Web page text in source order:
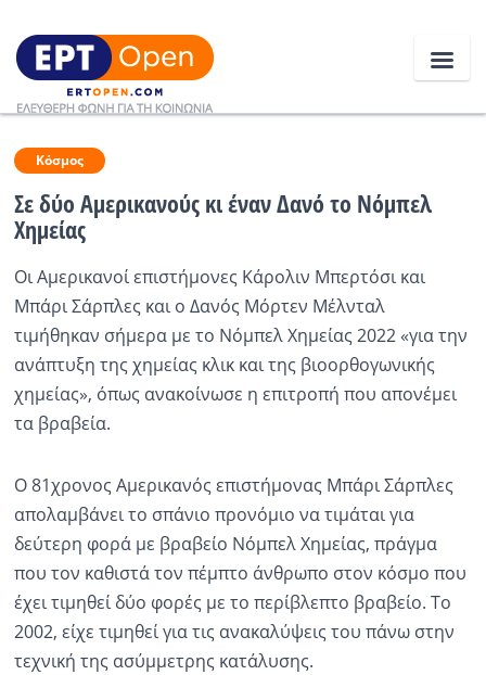
Ειδήσεις
Ελλάδα
Κοινωνία
Πολιτική
Οικονομία
Αθλητικά
Ραδιόφωνο LIVE
Εκπομπές
Κόσμος
Σε δύο Αμερικανούς κι έναν Δανό το Νόμπελ
Χημείας
Οι Αμερικανοί επιστήμονες Κάρολιν Μπερτόσι και
Μπάρι Σάρπλες και ο Δανός Μόρτεν Μέλνταλ
τιμήθηκαν σήμερα με το Νόμπελ Χημείας 2022 «για την
ανάπτυξη της χημείας κλικ και της βιοορθογωνικής
χημείας», όπως ανακοίνωσε η επιτροπή που απονέμει
τα βραβεία.
Ο 81χρονος Αμερικανός επιστήμονας Μπάρι Σάρπλες
απολαμβάνει το σπάνιο προνόμιο να τιμάται για
δεύτερη φορά με βραβείο Νόμπελ Χημείας, πράγμα
που τον καθιστά τον πέμπτο άνθρωπο στον κόσμο που
έχει τιμηθεί δύο φορές με το περίβλεπτο βραβείο. Το
2002, είχε τιμηθεί για τις ανακαλύψεις του πάνω στην
τεχνική της ασύμμετρης κατάλυσης.